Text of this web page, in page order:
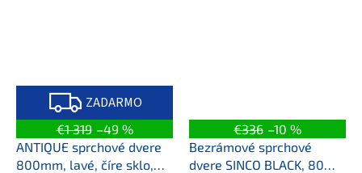
Z
A
D
A
R
M
O
ZADARMO
€1 319 –49 %
ANTIQUE sprchové dvere
800mm, lavé, číre sklo,
€336 –10 %
Bezrámové sprchové
dvere SINCO BLACK, 80